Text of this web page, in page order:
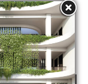
0 0
0 0